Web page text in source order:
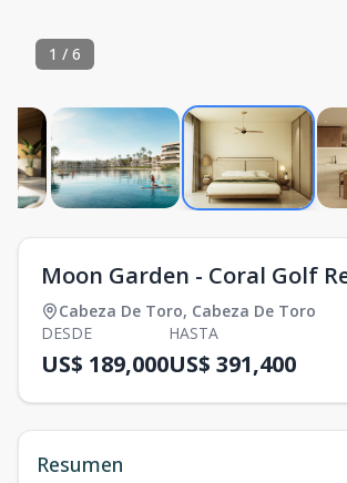
1 / 6
Moon Garden - Coral Golf
Cabeza De Toro, Cabeza De Toro
DESDE
US$ 189,000
HASTA
US$ 391,400
Resumen